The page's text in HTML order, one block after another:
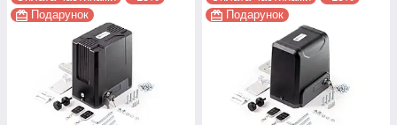
Подарунок
Подарунок